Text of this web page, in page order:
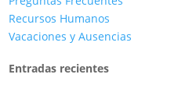
Recursos Humanos
Vacaciones y Ausencias
Entradas recientes